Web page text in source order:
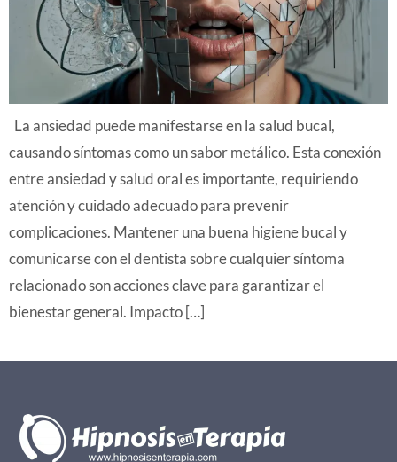
La ansiedad puede manifestarse en la salud bucal,
causando síntomas como un sabor metálico. Esta conexión
entre ansiedad y salud oral es importante, requiriendo
atención y cuidado adecuado para prevenir
complicaciones. Mantener una buena higiene bucal y
comunicarse con el dentista sobre cualquier síntoma
relacionado son acciones clave para garantizar el
bienestar general. Impacto […]